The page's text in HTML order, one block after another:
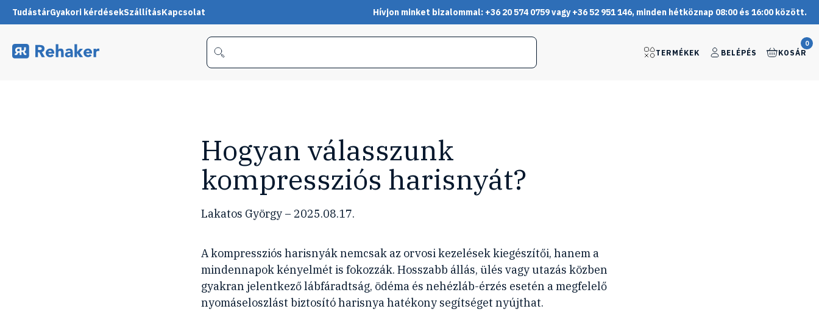
TudástárGyakori kérdésekSzállításKapcsolat Hívjon minket bizalommal: +36 20 574 0759 vagy +36 52 951 146, minden hétköznap 08:00 és 16:00 között.
TERMÉKEK BELÉPÉS
0
KOSÁR
Hogyan válasszunk
kompressziós harisnyát?
Lakatos György – 2025.08.17.
A kompressziós harisnyák nemcsak az orvosi kezelések kiegészítői, hanem a
mindennapok kényelmét is fokozzák. Hosszabb állás, ülés vagy utazás közben
gyakran jelentkező lábfáradtság, ödéma és nehézláb-érzés esetén a megfelelő
nyomáseloszlást biztosító harisnya hatékony segítséget nyújthat.